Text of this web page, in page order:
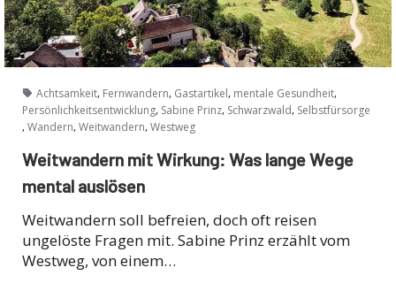
Achtsamkeit, Fernwandern, Gastartikel, mentale Gesundheit,
Persönlichkeitsentwicklung, Sabine Prinz, Schwarzwald, Selbstfürsorge
, Wandern, Weitwandern, Westweg
Weitwandern mit Wirkung: Was lange Wege
mental auslösen
Weitwandern soll befreien, doch oft reisen
ungelöste Fragen mit. Sabine Prinz erzählt vom
Westweg, von einem…